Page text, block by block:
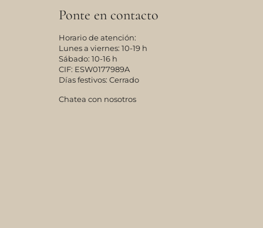
Ponte en contacto
Horario de atención:
Lunes a viernes: 10-19 h
Sábado: 10-16 h
CIF: ESW0177989A
Días festivos: Cerrado
Chatea con nosotros